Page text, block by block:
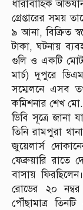
ধারাবাহিক
গ্রেপ্তারের সময়
৯ আনা, বিক্রিত
টাকা, ঘটনায়
গুলি ও একটি
মার্চ) দুপুরে
সম্মেলনে এসব
কমিশনার শেখ
ডিবি সূত্রে জানা
তিনি রামপুরা
জুয়েলার্স
ফেব্রুয়ারি রাতে
বাসায়
রোডের ২০
পৌঁছামাত্র